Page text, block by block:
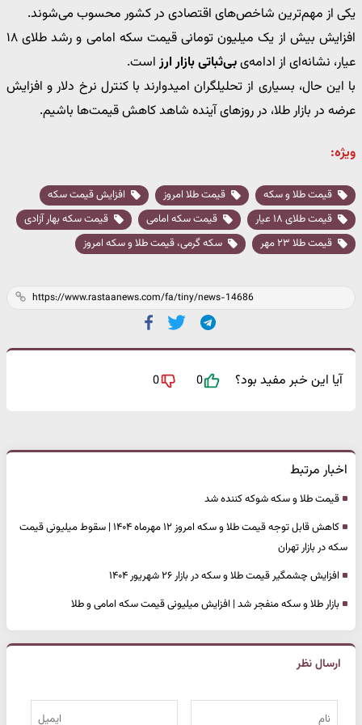
یکی از مهم‌ترین شاخص‌های اقتصادی در کشور محسوب می‌شوند.
افزایش بیش از یک میلیون تومانی قیمت سکه امامی و رشد طلای ۱۸
عیار، نشانه‌ای از ادامه‌یبی‌ثباتی بازار ارزاست.
با این حال، بسیاری از تحلیلگران امیدوارند با کنترل نرخ دلار و افزایش
عرضه در بازار طلا، در روزهای آینده شاهد کاهش قیمت‌ها باشیم.
ویژه:
قیمت طلا و سکه قیمت طلا امروز
افزایش قیمت سکه
قیمت طلای ۱۸ عیار
قیمت سکه امامی
قیمت سکه بهار آزادی
قیمت طلا ۲۳ مهر
سکه گرمی، قیمت طلا و سکه امروز
آیا این خبر مفید بود؟ 0
0
اخبار مرتبط
قیمت طلا و سکه شوکه کننده شد
کاهش قابل توجه قیمت طلا و سکه امروز ۱۲ مهرماه ۱۴۰۴ | سقوط میلیونی قیمت
سکه در بازار تهران
افزایش چشمگیر قیمت طلا و سکه در بازار ۲۶ شهریور ۱۴۰۴
بازار طلا و سکه منفجر شد | افزایش میلیونی قیمت سکه امامی و طلا
ارسال نظر